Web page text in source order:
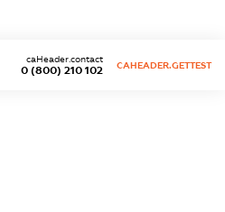
0 (800) 210 102
caHeader.contact
CAHEADER.GETTEST